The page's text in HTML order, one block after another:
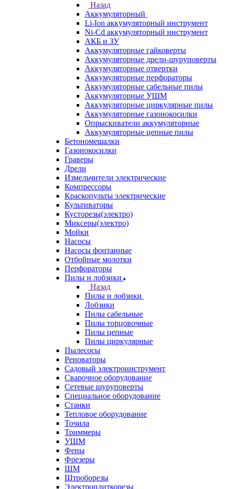
Назад
Аккумуляторный
Li-Ion аккумуляторный инструмент
Ni-Cd аккумуляторный инструмент
АКБ и ЗУ
Аккумуляторные гайковерты
Аккумуляторные дрели-шуруповерты
Аккумуляторные отвертки
Аккумуляторные перфораторы
Аккумуляторные сабельные пилы
Аккумуляторные УШМ
Аккумуляторные циркулярные пилы
Аккумуляторные газонокосилки
Опрыскиватели аккумуляторные
Аккумуляторные цепные пилы
Бетономешалки
Газонокосилки
Граверы
Дрели
Измельчители электрические
Компрессоры
Краскопульты электрические
Культиваторы
Кусторезы(электро)
Миксеры(электро)
Мойки
Насосы
Насосы фонтанные
Отбойные молотки
Перфораторы
Пилы и лобзики
Назад
Пилы и лобзики
Лобзики
Пилы сабельные
Пилы торцовочные
Пилы цепные
Пилы циркулярные
Пылесосы
Реноваторы
Садовый электроинструмент
Сварочное оборудование
Сетевые шуруповерты
Специальное оборудование
Станки
Тепловое оборудование
Точила
Триммеры
УШМ
Фены
Фрезеры
ШМ
Штроборезы
Электроплиткорезы